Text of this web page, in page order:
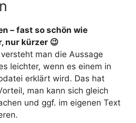
– fast so schön wie
nur kürzer 😉
man die Aussage
leichter, wenn es einem in
erklärt wird. Das hat
man kann sich gleich
und ggf. im eigenen Text